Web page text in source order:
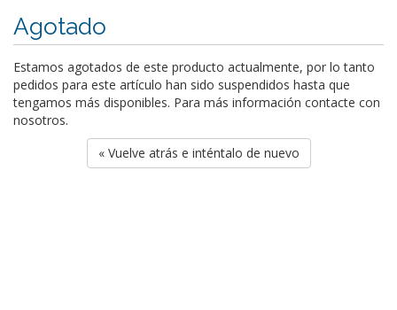
Agotado
Estamos agotados de este producto actualmente, por lo tanto
pedidos para este artículo han sido suspendidos hasta que
tengamos más disponibles. Para más información contacte con
nosotros.
« Vuelve atrás e inténtalo de nuevo